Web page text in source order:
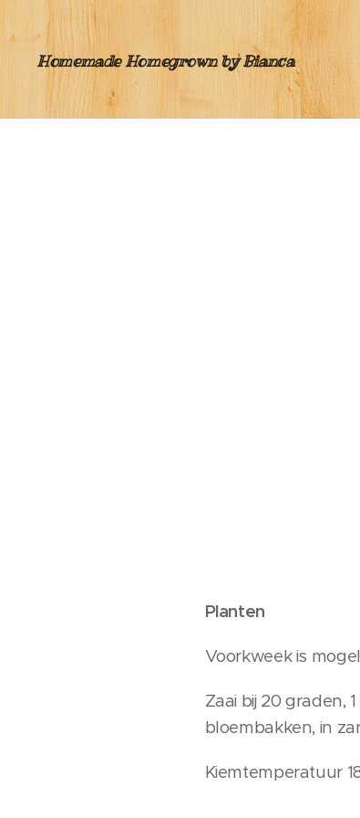
Homemade Homegrown by Bianca
Planten
Voorkweek is
Zaai bij 20 graden,
bloembakken, in
Kiemtemperatuur